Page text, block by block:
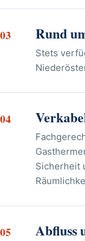
03 Rund
Stets
04
Sicherheit
05 Abfluss